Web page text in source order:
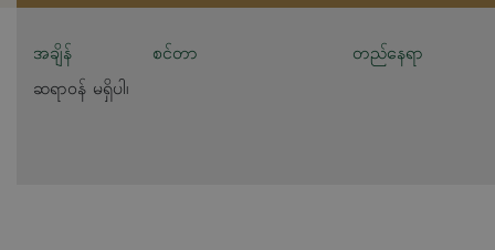
အချိန် စင်တာ
တည်နေရာ
ဆရာဝန် မရှိပါ၊